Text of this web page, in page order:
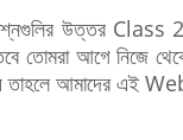
উত্তর
তোমরা আগে নিজে
আমাদের এই